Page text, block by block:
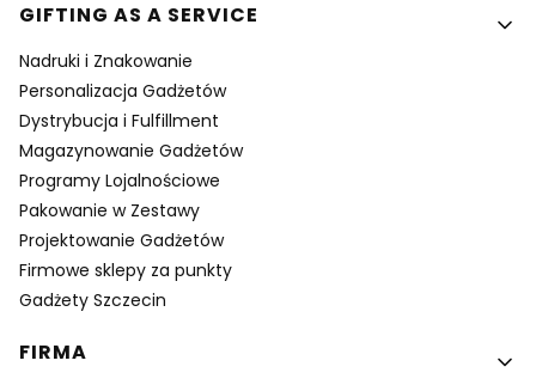
GIFTING AS A SERVICE
Nadruki i Znakowanie
Personalizacja Gadżetów
Dystrybucja i Fulfillment
Magazynowanie Gadżetów
Programy Lojalnościowe
Pakowanie w Zestawy
Projektowanie Gadżetów
Firmowe sklepy za punkty
Gadżety Szczecin
FIRMA